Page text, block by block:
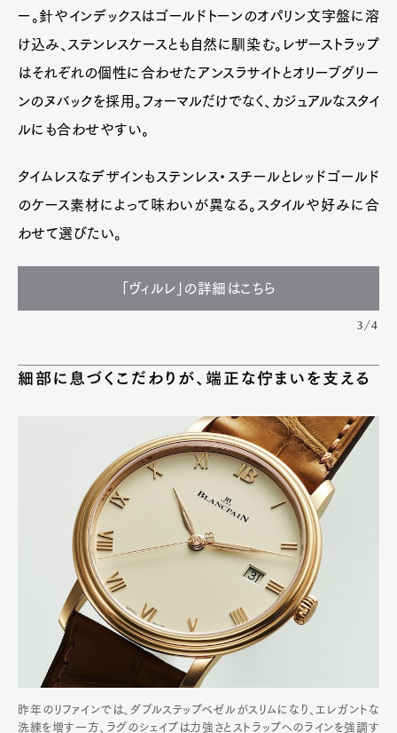
ー。針やインデックスはゴールドトーンのオパリン文字盤に溶
け込み、ステンレスケースとも自然に馴染む。レザーストラップ
はそれぞれの個性に合わせたアンスラサイトとオリーブグリー
ンのヌバックを採用。フォーマルだけでなく、カジュアルなスタイ
ルにも合わせやすい。
タイムレスなデザインもステンレス・スチールとレッドゴールド
のケース素材によって味わいが異なる。スタイルや好みに合
わせて選びたい。
「ヴィルレ」の詳細はこちら
3/4
細部に息づくこだわりが、端正な佇まいを支える
昨年のリファインでは、ダブルステップベゼルがスリムになり、エレガントな
洗練を増す一方、ラグのシェイプは力強さとストラップへのラインを強調す